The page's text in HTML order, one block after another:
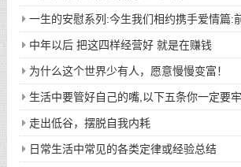
一生的安慰系列:今生我们相约携手爱情篇:
次的回眸才换来今生的相遇
中年以后 把这四样经营好 就是在赚钱
为什么这个世界少有人，愿意慢慢变富！
生活中要管好自己的嘴,以下五条你一定要
走出低谷，摆脱自我内耗
日常生活中常见的各类定律或经验总结